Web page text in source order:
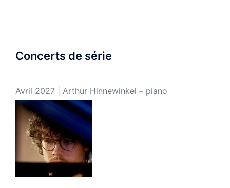
Concerts de série
Avril 2027 | Arthur Hinnewinkel – piano